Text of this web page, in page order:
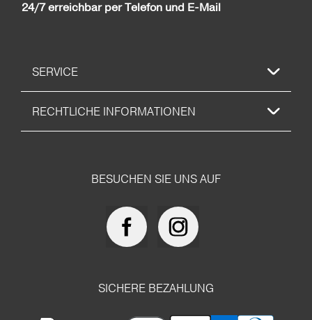
24/7 erreichbar per Telefon und E-Mail
SERVICE
RECHTLICHE INFORMATIONEN
BESUCHEN SIE UNS AUF
SICHERE BEZAHLUNG